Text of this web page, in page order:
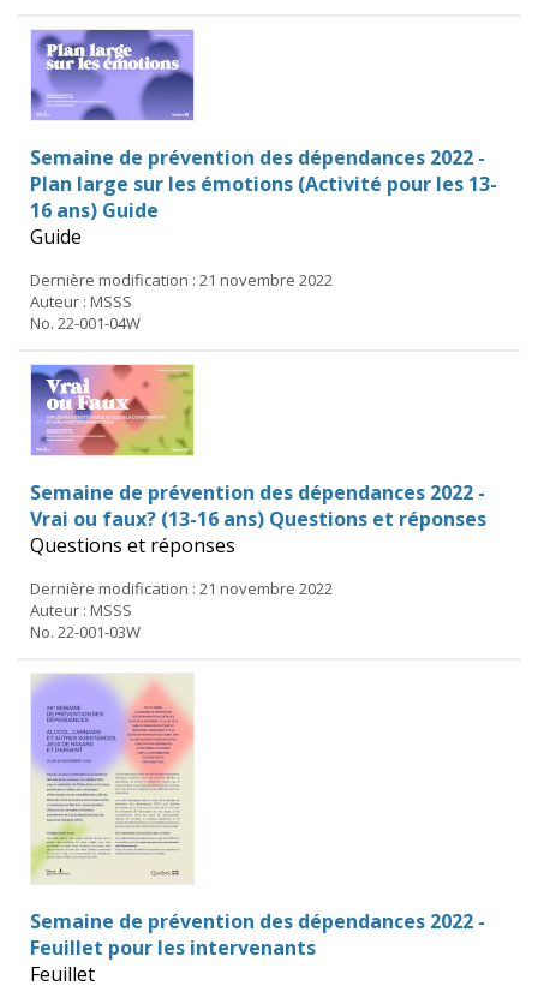
Semaine de prévention des dépendances 2022 -
Plan large sur les émotions (Activité pour les 13-
16 ans) Guide
Guide
Dernière modification : 21 novembre 2022
Auteur : MSSS
No. 22-001-04W
Semaine de prévention des dépendances 2022 -
Vrai ou faux? (13-16 ans) Questions et réponses
Questions et réponses
Dernière modification : 21 novembre 2022
Auteur : MSSS
No. 22-001-03W
Semaine de prévention des dépendances 2022 -
Feuillet pour les intervenants
Feuillet